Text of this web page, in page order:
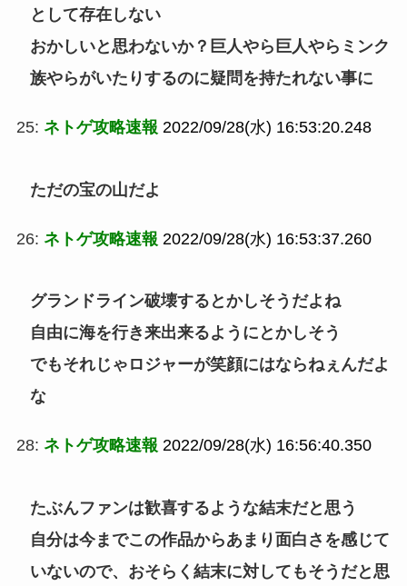
として存在しない
おかしいと思わないか？巨人やら巨人やらミンク
族やらがいたりするのに疑問を持たれない事に
25: ネトゲ攻略速報 2022/09/28(水) 16:53:20.248
ただの宝の山だよ
26: ネトゲ攻略速報 2022/09/28(水) 16:53:37.260
グランドライン破壊するとかしそうだよね
自由に海を行き来出来るようにとかしそう
でもそれじゃロジャーが笑顔にはならねぇんだよ
な
28: ネトゲ攻略速報 2022/09/28(水) 16:56:40.350
たぶんファンは歓喜するような結末だと思う
自分は今までこの作品からあまり面白さを感じて
いないので、おそらく結末に対してもそうだと思